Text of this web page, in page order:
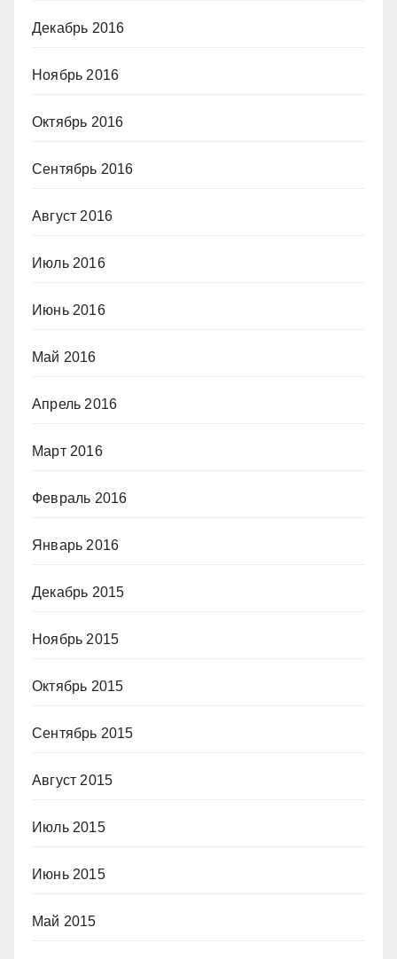
Декабрь 2016
Ноябрь 2016
Октябрь 2016
Сентябрь 2016
Август 2016
Июль 2016
Июнь 2016
Май 2016
Апрель 2016
Март 2016
Февраль 2016
Январь 2016
Декабрь 2015
Ноябрь 2015
Октябрь 2015
Сентябрь 2015
Август 2015
Июль 2015
Июнь 2015
Май 2015